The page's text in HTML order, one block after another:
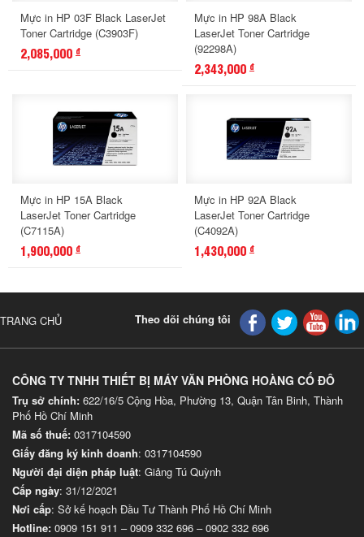
Mực in HP 03F Black LaserJet
Toner Cartridge (C3903F)
2,085,000 đ
Mực in HP 98A Black
LaserJet Toner Cartridge
(92298A)
2,343,000 đ
Mực in HP 15A Black
LaserJet Toner Cartridge
(C7115A)
1,900,000 đ
Mực in HP 92A Black
LaserJet Toner Cartridge
(C4092A)
1,430,000 đ
TRANG CHỦ Theo dõi chúng tôi
CÔNG TY TNHH THIẾT BỊ MÁY VĂN PHÒNG HOÀNG CỐ ĐÔ
Trụ sở chính: 622/16/5 Cộng Hòa, Phường 13, Quận Tân Binh, Thành
Phố Hồ Chí Minh
Mã số thuế: 0317104590
Giấy đăng ký kinh doanh: 0317104590
Người đại diện pháp luật: Giảng Tú Quỳnh
Cấp ngày: 31/12/2021
Nơi cấp: Sở kế hoạch Đầu Tư Thành Phố Hồ Chí Minh
Hotline: 0909 151 911 –0909 332 696 –0902 332 696